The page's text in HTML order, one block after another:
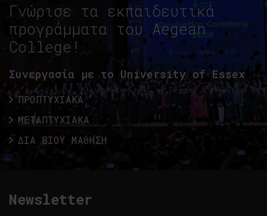
Γνώρισε τα εκπαιδευτικά
προγράμματα του Aegean
College!
Συνεργασία με το University of Essex
ΠΡΟΠΤΥΧΙΑΚΑ
ΜΕΤΑΠΤΥΧΙΑΚΑ
ΔΙΑ ΒΙΟΥ ΜΑΘΗΣΗ
Newsletter